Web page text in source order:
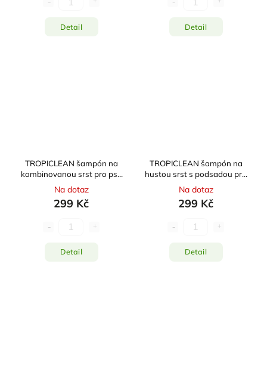
Detail Detail
TROPICLEAN šampón na
kombinovanou srst pro psy
473ml
Na dotaz
299 Kč
Detail
TROPICLEAN šampón na
hustou srst s podsadou pro
psy 473ml
Na dotaz
299 Kč
Detail